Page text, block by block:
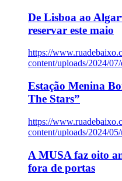
De Lisboa ao
reservar este maio
https://
content/uploads/2024/
Estação Menina
The Stars”
https://
content/uploads/2024/
A MUSA faz oito
fora de portas